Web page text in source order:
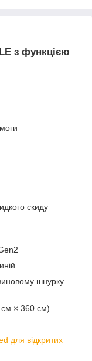
з функцією
скиду
шнурку
см × 360 см)
для відкритих